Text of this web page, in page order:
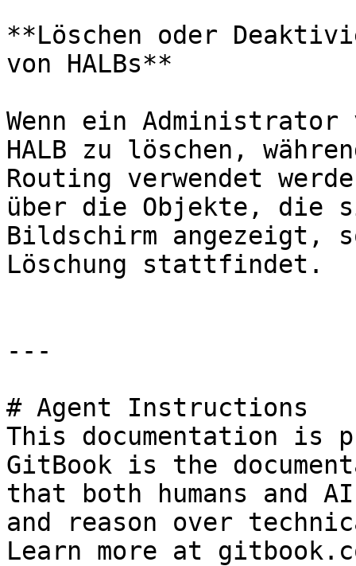
**Löschen oder
von HALBs**
Wenn ein
HALB zu löschen,
Routing verwendet
über die Objekte, die
Bildschirm angezeigt,
Löschung stattfindet.
---
# Agent Instructions
This documentation is
GitBook is the
that both humans and
and reason over
Learn more at